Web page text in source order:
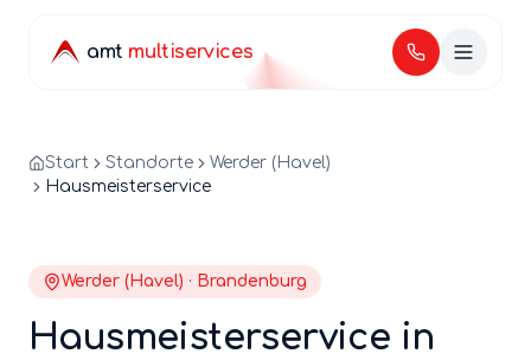
amt multiservices
Start Standorte
Werder (Havel)
Hausmeisterservice
Werder (Havel) · Brandenburg
Hausmeisterservice in